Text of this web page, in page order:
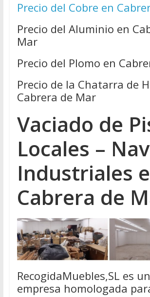
Precio del Cobre en
Precio del Aluminio en
Mar
Precio del Plomo en
Precio de la Chatarra de
Cabrera de Mar
Vaciado de
Locales –
Industriales
Cabrera de
RecogidaMuebles,SL es
empresa homologada